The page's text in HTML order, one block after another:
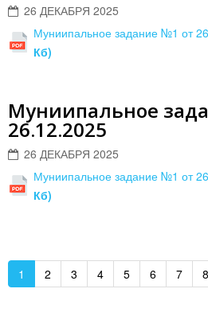
26 ДЕКАБРЯ 2025
Муниипальное задание №1 от
Кб)
Муниипальное
26.12.2025
26 ДЕКАБРЯ 2025
Муниипальное задание №1 от
Кб)
1 2 3 4 5 6 7 8